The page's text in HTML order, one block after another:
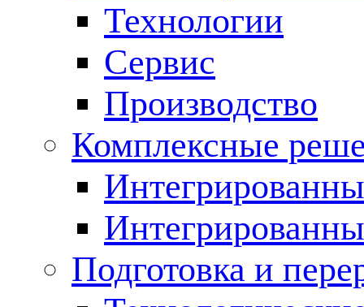
Технологии
Сервис
Производство
Комплексные
Подготовка и